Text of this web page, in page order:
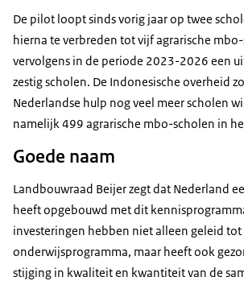
De pilot loopt sinds vorig jaar op twee
hierna te verbreden tot vijf agrarische
vervolgens in de periode 2023-2026 een
zestig scholen. De Indonesische overheid
Nederlandse hulp nog veel meer scholen
namelijk 499 agrarische mbo-scholen in
Goede naam
Landbouwraad Beijer zegt dat Nederland
heeft opgebouwd met dit
investeringen hebben niet alleen geleid tot
onderwijsprogramma, maar heeft ook
stijging in kwaliteit en kwantiteit van de